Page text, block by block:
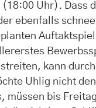
Uhr). Dass
ebenfalls
kann
Uhlig nicht
müssen bis